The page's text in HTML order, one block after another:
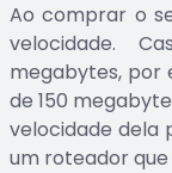
Ao comprar o
velocidade.
megabytes, por
de 150
velocidade dela
um roteador